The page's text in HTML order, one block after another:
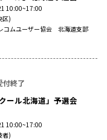
10:00~17:00
区)
コムユーザー協会 北海道支部
付終了
ール北海道」予選会
10:00~17:00
者)